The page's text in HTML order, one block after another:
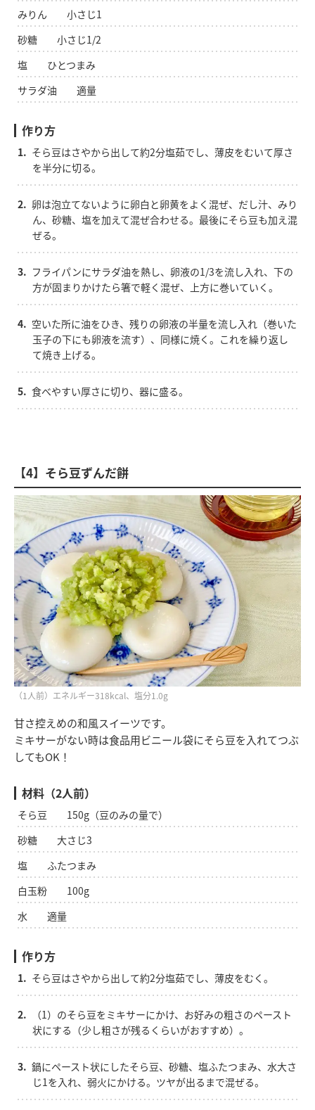
みりん 小さじ1
砂糖 小さじ1/2
塩 ひとつまみ
サラダ油 適量
作り方
1. そら豆はさやから出して約2分塩茹でし、薄皮をむいて厚さ
を半分に切る。
2. 卵は泡立てないように卵白と卵黄をよく混ぜ、だし汁、みり
ん、砂糖、塩を加えて混ぜ合わせる。最後にそら豆も加え混
ぜる。
3. フライパンにサラダ油を熱し、卵液の1/3を流し入れ、下の
方が固まりかけたら箸で軽く混ぜ、上方に巻いていく。
4. 空いた所に油をひき、残りの卵液の半量を流し入れ（巻いた
玉子の下にも卵液を流す）、同様に焼く。これを繰り返し
て焼き上げる。
5. 食べやすい厚さに切り、器に盛る。
【4】そら豆ずんだ餅
（1人前）エネルギー318kcal、塩分1.0g
甘さ控えめの和風スイーツです。
ミキサーがない時は食品用ビニール袋にそら豆を入れてつぶ
してもOK！
材料（2人前）
そら豆 150g（豆のみの量で）
砂糖 大さじ3
塩 ふたつまみ
白玉粉 100g
水 適量
作り方
1. そら豆はさやから出して約2分塩茹でし、薄皮をむく。
2.
（1）のそら豆をミキサーにかけ、お好みの粗さのペースト
状にする（少し粗さが残るくらいがおすすめ）。
3. 鍋にペースト状にしたそら豆、砂糖、塩ふたつまみ、水大さ
じ1を入れ、弱火にかける。ツヤが出るまで混ぜる。